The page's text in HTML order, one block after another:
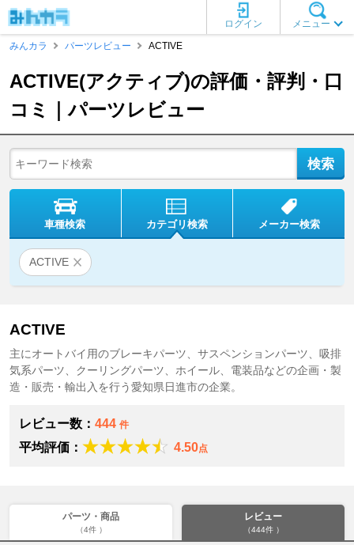
メニュー
ログイン
みんカラ
パーツレビュー ACTIVE
ACTIVE(アクティブ)の評価・評判・口
コミ｜パーツレビュー
車種検索 カテゴリ検索 メーカー検索
ACTIVE
ACTIVE
主にオートバイ用のブレーキパーツ、サスペンションパーツ、吸排
気系パーツ、クーリングパーツ、ホイール、電装品などの企画・製
造・販売・輸出入を行う愛知県日進市の企業。
レビュー数： 444 件
平均評価： 4.50点
パーツ・商品
（4件 ）
レビュー
（444件 ）